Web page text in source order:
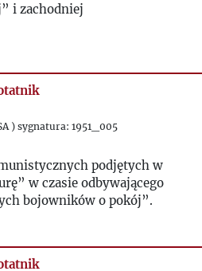
1973
i zachodniej
) sygnatura: 1951_005
podjętych w
w czasie odbywającego
bojowników o pokój”.